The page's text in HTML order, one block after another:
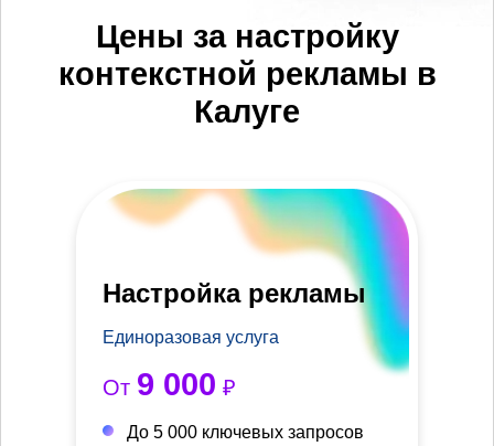
Цены за настройку
контекстной рекламы в
Калуге
Настройка рекламы
Единоразовая услуга
От 9 000 ₽
До 5 000 ключевых запросов